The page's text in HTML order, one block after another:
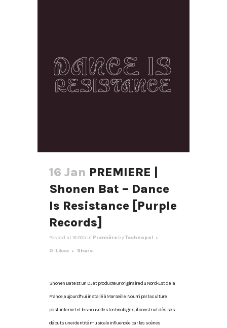
16 Jan PREMIERE |
Shonen Bat – Dance
Is Resistance [Purple
Records]
Posted at 16:00h in Première byTechnopol
0 Likes Share
Shonen Bat est un DJ et producteur originaire du Nord-Est de la
France, aujourd’hui installé à Marseille. Nourri par la culture
post-internet et les nouvelles technologies, il construit dès ses
débuts une identité musicale influencée par les scènes